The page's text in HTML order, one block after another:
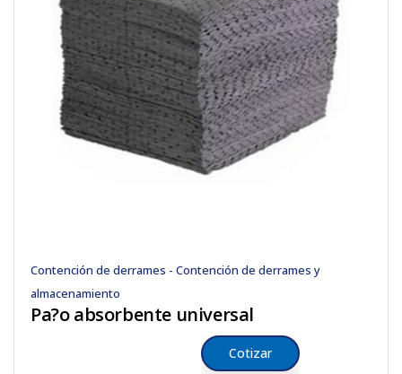
Contención de derrames - Contención de derrames y
almacenamiento
Pa?o absorbente universal
Cotizar